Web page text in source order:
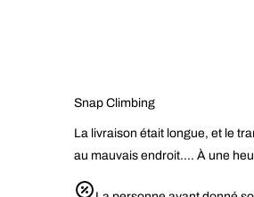
Snap Climbing
La livraison était longue, et le
au mauvais endroit…. À une